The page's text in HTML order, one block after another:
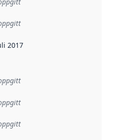
sier når dataene i dette
2017